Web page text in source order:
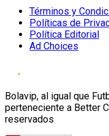
Términos y
Políticas de
Política Editorial
Ad Choices
Bolavip, al igual que
perteneciente a Better
reservados